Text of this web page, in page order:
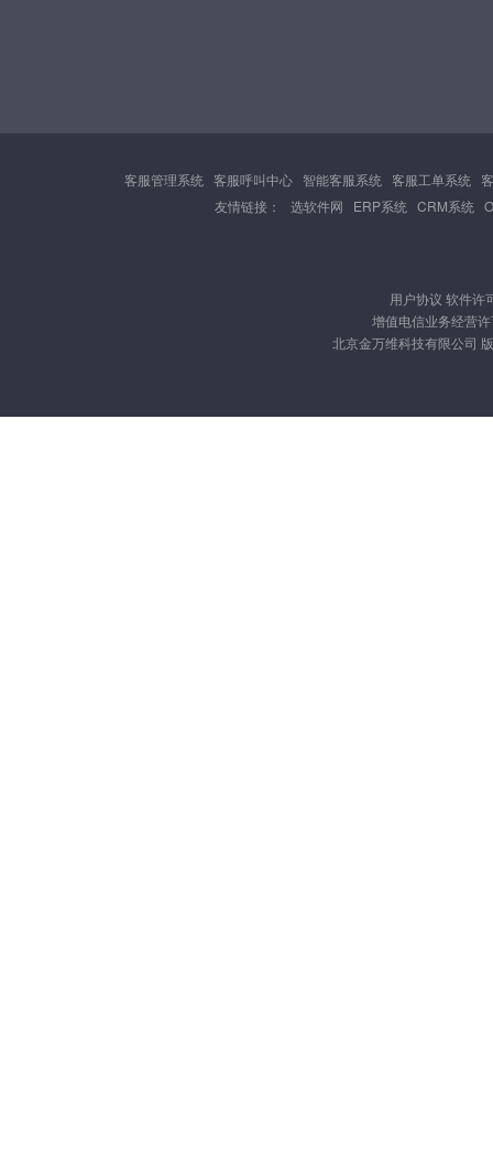
客服管理系统 客服呼叫中心 智能客服系统 客服工单系统
友情链接：
选软件网 ERP系统 CRM系统
用户协议 软件许
增值电信业务经营
北京金万维科技有限公司